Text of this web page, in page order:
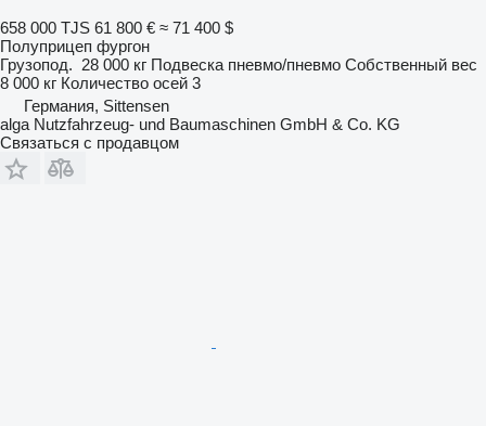
658 000 TJS 61 800 € ≈ 71 400 $
Полуприцеп фургон
Грузопод. 28 000 кг Подвеска пневмо/пневмо Собственный вес
8 000 кг Количество осей 3
Германия, Sittensen
alga Nutzfahrzeug- und Baumaschinen GmbH & Co. KG
Связаться с продавцом